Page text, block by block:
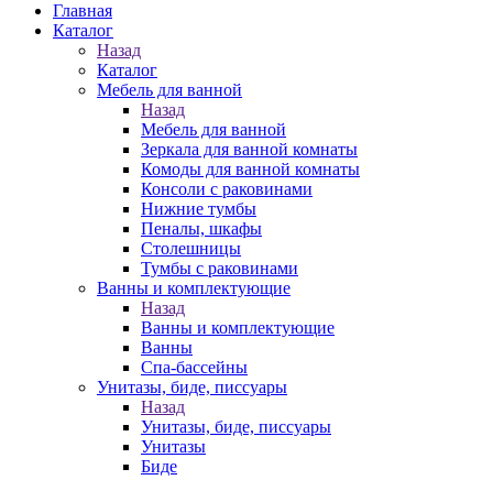
Главная
Каталог
Назад
Каталог
Мебель для ванной
Назад
Мебель для ванной
Зеркала для ванной комнаты
Комоды для ванной комнаты
Консоли с раковинами
Нижние тумбы
Пеналы, шкафы
Столешницы
Тумбы с раковинами
Ванны и комплектующие
Назад
Ванны и комплектующие
Ванны
Спа-бассейны
Унитазы, биде, писсуары
Назад
Унитазы, биде, писсуары
Унитазы
Биде